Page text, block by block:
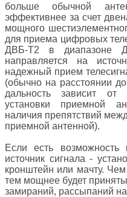
больше обычной
эффективнее за счет
мощного
для приема цифровых
ДВБ-T2 в диапазоне
направляется на
надежный прием
(обычно на расстоянии
дальность зависит
установки приемной
наличия препятствий
приемной антенной).
Если есть возможность
источник сигнала -
кронштейн или мачту.
тем мощнее будет
замираний, рассыпаний